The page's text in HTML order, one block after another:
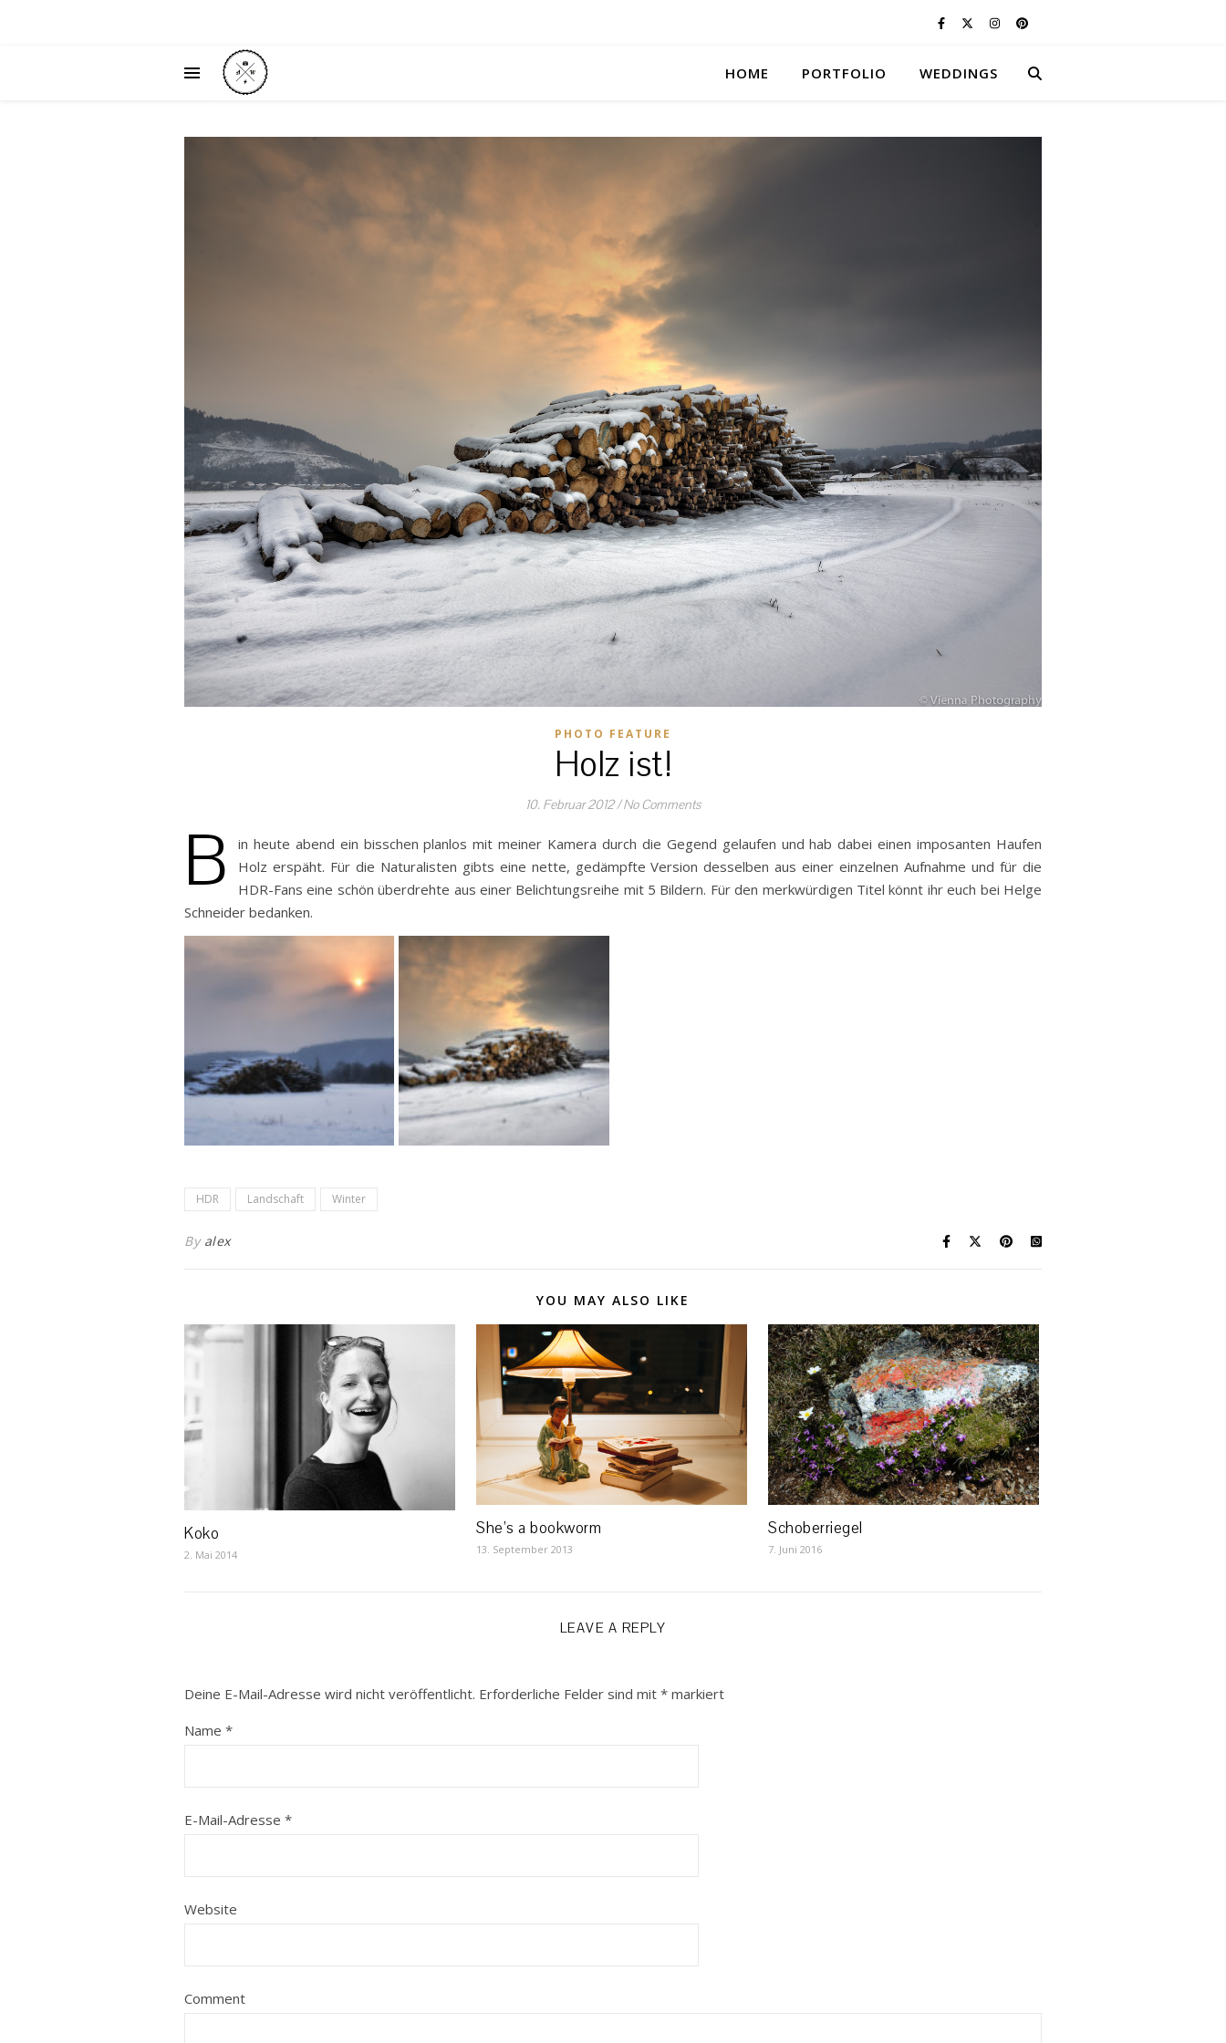
HOME PORTFOLIO WEDDINGS
PHOTO FEATURE
Holz ist!
10. Februar 2012/ No Comments
B
in heute abend ein bisschen planlos mit meiner Kamera durch die Gegend gelaufen und hab dabei einen imposanten Haufen
Holz erspäht. Für die Naturalisten gibts eine nette, gedämpfte Version desselben aus einer einzelnen Aufnahme und für die
HDR-Fans eine schön überdrehte aus einer Belichtungsreihe mit 5 Bildern. Für den merkwürdigen Titel könnt ihr euch bei Helge
Schneider bedanken.
HDR Landschaft Winter
By alex
YOU MAY ALSO LIKE
Koko
2. Mai 2014
She’s a bookworm
13. September 2013
Schoberriegel
7. Juni 2016
LEAVE A REPLY
Deine E-Mail-Adresse wird nicht veröffentlicht. Erforderliche Felder sind mit * markiert
Name *
E-Mail-Adresse *
Website
Comment